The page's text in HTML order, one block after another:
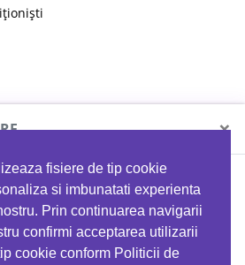
fisiere de tip cookie
si imbunatati experienta
Prin continuarea navigarii
confirmi acceptarea utilizarii
cookie conform Politicii de
×
orice comandă folosind codul